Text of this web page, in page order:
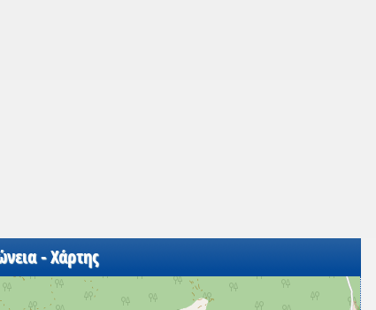
- Χάρτης